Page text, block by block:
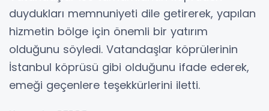
duydukları memnuniyeti dile getirerek, yapılan
hizmetin bölge için önemli bir yatırım
olduğunu söyledi. Vatandaşlar köprülerinin
İstanbul köprüsü gibi olduğunu ifade ederek,
emeği geçenlere teşekkürlerini iletti.